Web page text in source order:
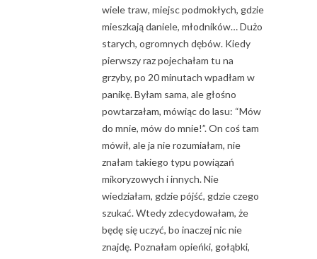
wiele traw, miejsc podmokłych, gdzie
mieszkają daniele, młodników… Dużo
starych, ogromnych dębów. Kiedy
pierwszy raz pojechałam tu na
grzyby, po 20 minutach wpadłam w
panikę. Byłam sama, ale głośno
powtarzałam, mówiąc do lasu: “Mów
do mnie, mów do mnie!”. On coś tam
mówił, ale ja nie rozumiałam, nie
znałam takiego typu powiązań
mikoryzowych i innych. Nie
wiedziałam, gdzie pójść, gdzie czego
szukać. Wtedy zdecydowałam, że
będę się uczyć, bo inaczej nic nie
znajdę. Poznałam opieńki, gołąbki,